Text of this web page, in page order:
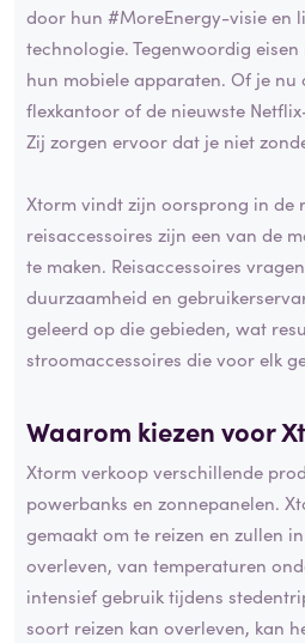
door hun #MoreEnergy-visie en
technologie. Tegenwoordig eisen
hun mobiele apparaten. Of je nu
flexkantoor of de nieuwste
Zij zorgen ervoor dat je niet
Xtorm vindt zijn oorsprong in de
reisaccessoires zijn een van de
te maken. Reisaccessoires
duurzaamheid en
geleerd op die gebieden, wat
stroomaccessoires die voor elk
Waarom kiezen voor
Xtorm verkoop verschillende
powerbanks en zonnepanelen.
gemaakt om te reizen en zullen
overleven, van temperaturen
intensief gebruik tijdens
soort reizen kan overleven, kan